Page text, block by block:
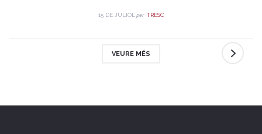
15 DE JULIOL per TRESC
VEURE MÉS